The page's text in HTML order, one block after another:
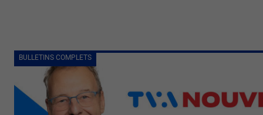
BULLETINS COMPLETS